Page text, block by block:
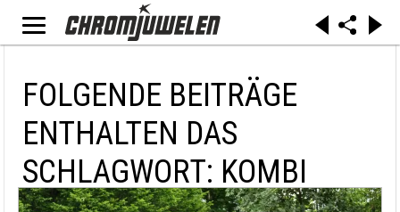
FOLGENDE BEITRÄGE
ENTHALTEN DAS
SCHLAGWORT: KOMBI